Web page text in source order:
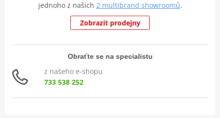
jednoho z našich 2 multibrand showroomů.
Zobrazit prodejny
Obraťte se na specialistu
z našeho e-shopu
733 538 252